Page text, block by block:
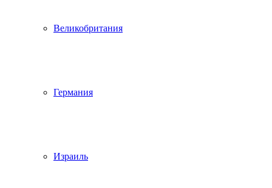
Великобритания
Германия
Израиль